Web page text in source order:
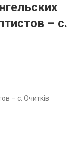
– с.
– с. Очитків